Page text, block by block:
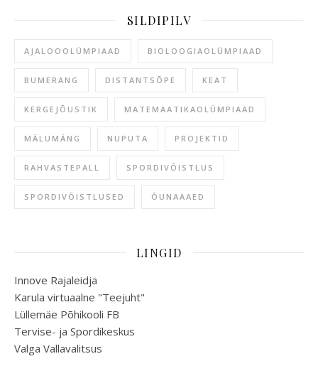
SILDIPILV
AJALOOOLÜMPIAAD BIOLOOGIAOLÜMPIAAD
BUMERANG DISTANTSÕPE KEAT
KERGEJÕUSTIK MATEMAATIKAOLÜMPIAAD
MÄLUMÄNG NUPUTA PROJEKTID
RAHVASTEPALL SPORDIVÕISTLUS
SPORDIVÕISTLUSED ÕUNAAAED
LINGID
Innove Rajaleidja
Karula virtuaalne "Teejuht"
Lüllemäe Põhikooli FB
Tervise- ja Spordikeskus
Valga Vallavalitsus